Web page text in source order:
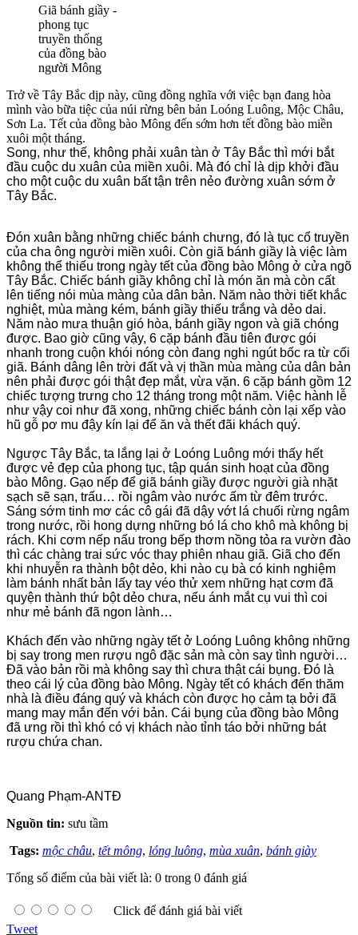
Giã bánh giầy -
phong tục
truyền thống
của đồng bào
người Mông
Trở về Tây Bắc dịp này, cũng đồng nghĩa với việc bạn đang hòa
mình vào bữa tiệc của núi rừng bên bản Loóng Luông, Mộc Châu,
Sơn La. Tết của đồng bào Mông đến sớm hơn tết đồng bào miền
xuôi một tháng.
Song, như thế, không phải xuân tàn ở Tây Bắc thì mới bắt
đầu cuộc du xuân của miền xuôi. Mà đó chỉ là dịp khởi đầu
cho một cuộc du xuân bất tận trên nẻo đường xuân sớm ở
Tây Bắc.
Đón xuân bằng những chiếc bánh chưng, đó là tục cổ truyền
của cha ông người miền xuôi. Còn giã bánh giầy là việc làm
không thể thiếu trong ngày tết của đồng bào Mông ở cửa ngõ
Tây Bắc. Chiếc bánh giầy không chỉ là món ăn mà còn cất
lên tiếng nói mùa màng của dân bản. Năm nào thời tiết khắc
nghiệt, mùa màng kém, bánh giầy thiếu trắng và dẻo dai.
Năm nào mưa thuận gió hòa, bánh giầy ngon và giã chóng
được. Bao giờ cũng vậy, 6 cặp bánh đầu tiên được gói
nhanh trong cuộn khói nóng còn đang nghi ngút bốc ra từ cối
giã. Bánh dâng lên trời đất và vị thần mùa màng của dân bản
nên phải được gói thật đẹp mắt, vừa vặn. 6 cặp bánh gồm 12
chiếc tượng trưng cho 12 tháng trong một năm. Việc hành lễ
như vậy coi như đã xong, những chiếc bánh còn lại xếp vào
hũ gỗ pơ mu đậy kín lại để ăn và thết đãi khách quý.
Ngược Tây Bắc, ta lắng lại ở Loóng Luông mới thấy hết
được vẻ đẹp của phong tục, tập quán sinh hoạt của đồng
bào Mông. Gạo nếp để giã bánh giầy được người già nhặt
sạch sẽ sạn, trấu… rồi ngâm vào nước ấm từ đêm trước.
Sáng sớm tinh mơ các cô gái đã dậy vớt lá chuối rừng ngâm
trong nước, rồi hong dựng những bó lá cho khô mà không bị
rách. Khi cơm nếp nấu trong bếp thơm nồng tỏa ra vườn đào
thì các chàng trai sức vóc thay phiên nhau giã. Giã cho đến
khi nhuyễn ra thành bột dẻo, khi nào cụ bà có kinh nghiệm
làm bánh nhất bản lấy tay véo thử xem những hạt cơm đã
quyện thành thứ bột dẻo chưa, nếu ánh mắt cụ vui thì coi
như mẻ bánh đã ngon lành…
Khách đến vào những ngày tết ở Loóng Luông không những
bị say trong men rượu ngô đặc sản mà còn say tình người…
Đã vào bản rồi mà không say thì chưa thật cái bụng. Đó là
theo cái lý của đồng bào Mông. Ngày tết có khách đến thăm
nhà là điều đáng quý và khách còn được họ cảm tạ bởi đã
mang may mắn đến với bản. Cái bụng của đồng bào Mông
đã ưng rồi thì khó có vị khách nào tỉnh táo bởi những bát
rượu chứa chan.
Quang Phạm-ANTĐ
Nguồn tin: sưu tầm
Tags: mộc châu, tết mông, lóng luông, mùa xuân, bánh giày
Tổng số điểm của bài viết là: 0 trong 0 đánh giá
Click để đánh giá bài viết
Tweet